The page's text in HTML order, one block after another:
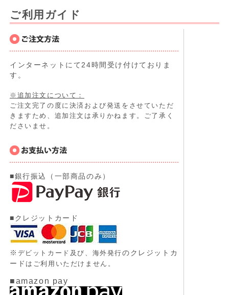
ご利用ガイド
インターネットにて24時間受け付けておりま
す。
※追加注文について：
ご注文完了の度に決済および発送をさせていただ
きますため、追加注文は承りかねます。ご了承く
ださいませ。
■銀行振込（一部商品のみ）
■クレジットカード
※ デビットカード及び、 海外発行のクレジットカ
ード はご利用いただけません。
■amazon pay